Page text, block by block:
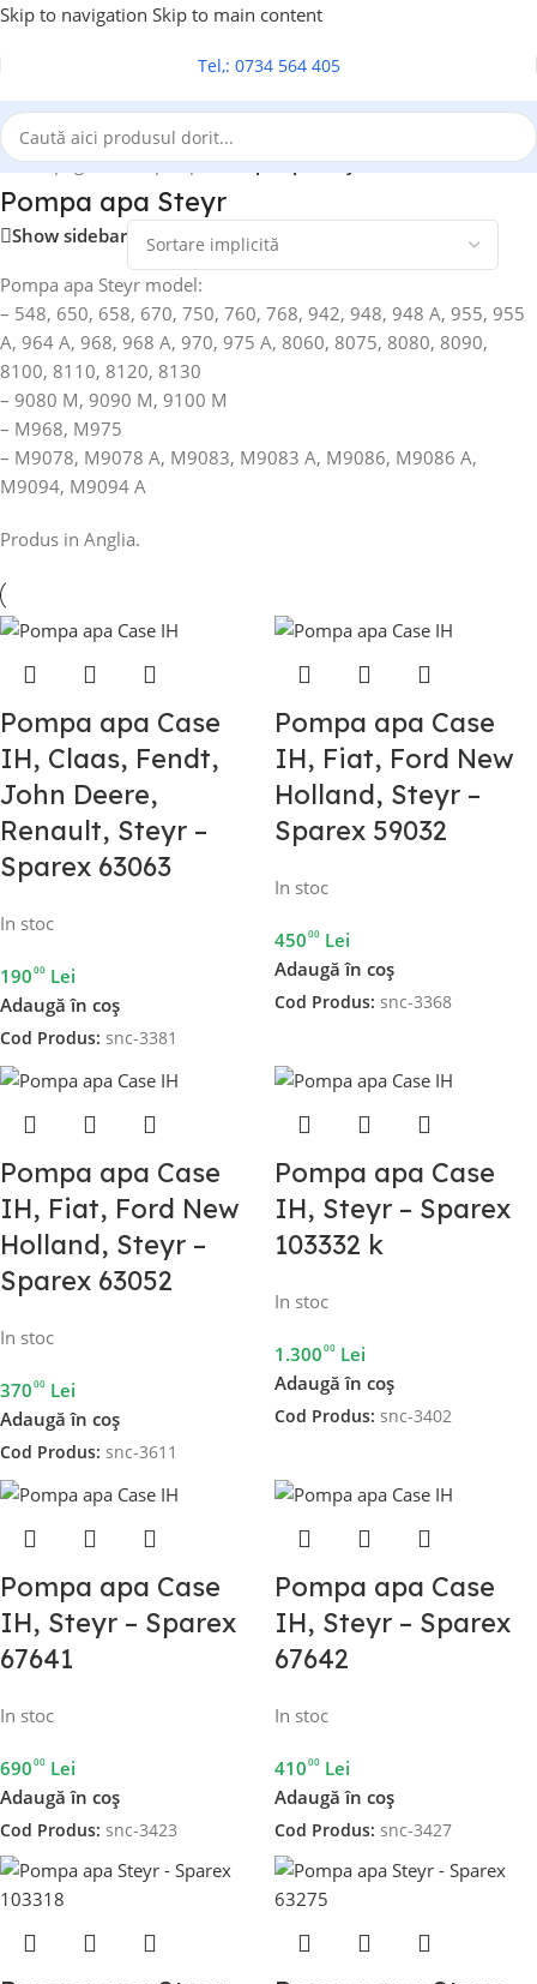
Skip to navigation Skip to main content
Tel,: 0734 564 405
Prima pagină/Pompa apa/Pompa apa Steyr
Pompa apa Steyr
Show sidebar
Pompa apa Steyr model:
– 548, 650, 658, 670, 750, 760, 768, 942, 948, 948 A, 955, 955
A, 964 A, 968, 968 A, 970, 975 A, 8060, 8075, 8080, 8090,
8100, 8110, 8120, 8130
– 9080 M, 9090 M, 9100 M
– M968, M975
– M9078, M9078 A, M9083, M9083 A, M9086, M9086 A,
M9094, M9094 A
Produs in Anglia.
Pompa apa Case
IH, Claas, Fendt,
John Deere,
Renault, Steyr –
Sparex 63063
In stoc
19000 Lei
Adaugă în coș
Cod Produs: snc-3381
Pompa apa Case
IH, Fiat, Ford New
Holland, Steyr –
Sparex 59032
In stoc
45000 Lei
Adaugă în coș
Cod Produs: snc-3368
Pompa apa Case
IH, Fiat, Ford New
Holland, Steyr –
Sparex 63052
In stoc
37000 Lei
Adaugă în coș
Cod Produs: snc-3611
Pompa apa Case
IH, Steyr – Sparex
103332 k
In stoc
1.30000 Lei
Adaugă în coș
Cod Produs: snc-3402
Pompa apa Case
IH, Steyr – Sparex
67641
In stoc
69000 Lei
Adaugă în coș
Cod Produs: snc-3423
Pompa apa Case
IH, Steyr – Sparex
67642
In stoc
41000 Lei
Adaugă în coș
Cod Produs: snc-3427